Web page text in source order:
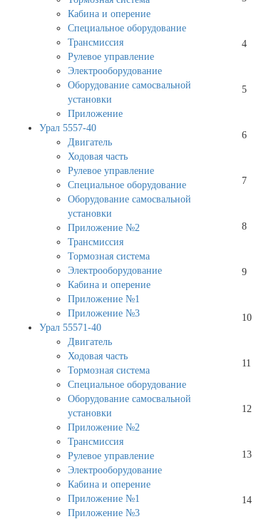
Кабина и оперение
Специальное оборудование
Трансмиссия
Рулевое управление
Электрооборудование
Оборудование самосвальной
установки
Приложение
Урал 5557-40
Двигатель
Ходовая часть
Рулевое управление
Специальное оборудование
Оборудование самосвальной
установки
Приложение №2
Трансмиссия
Тормозная система
Электрооборудование
Кабина и оперение
Приложение №1
Приложение №3
Урал 55571-40
Двигатель
Ходовая часть
Тормозная система
Специальное оборудование
Оборудование самосвальной
установки
Приложение №2
Трансмиссия
Рулевое управление
Электрооборудование
Кабина и оперение
Приложение №1
Приложение №3
4
5
6
7
8
9
10
11
12
13
14